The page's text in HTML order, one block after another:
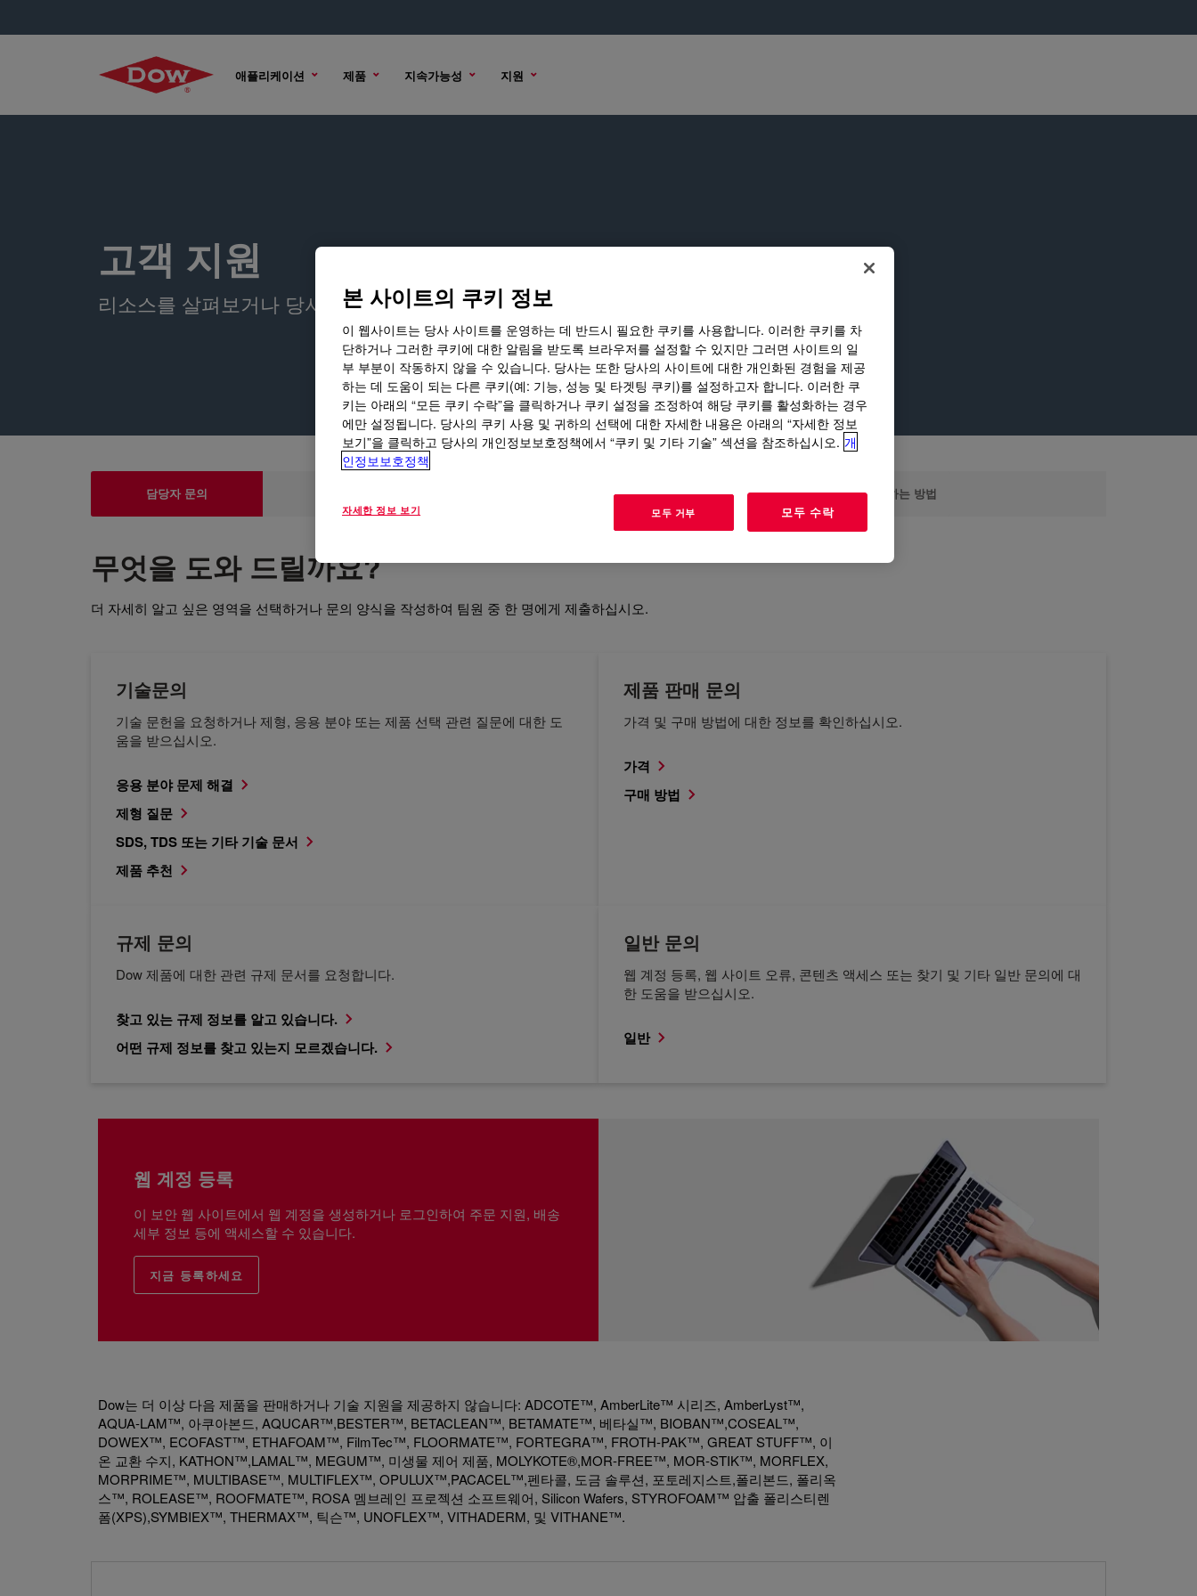
애플리케이션 제품 지속가능성 지원
고객 지원
리소스를 살펴보거나 당사에 문의하십시오.
담당자 문의 규제 DOW.COM을 사용하는 방법
무엇을 도와 드릴까요?
더 자세히 알고 싶은 영역을 선택하거나 문의 양식을 작성하여 팀원 중 한 명에게 제출하십시오.
기술문의
기술 문헌을 요청하거나 제형, 응용 분야 또는 제품 선택 관련 질문에 대한 도
움을 받으십시오.
응용 분야 문제 해결
제형 질문
SDS, TDS 또는 기타 기술 문서
제품 추천
제품 판매 문의
가격 및 구매 방법에 대한 정보를 확인하십시오.
가격
구매 방법
규제 문의
Dow 제품에 대한 관련 규제 문서를 요청합니다.
찾고 있는 규제 정보를 알고 있습니다.
어떤 규제 정보를 찾고 있는지 모르겠습니다.
일반 문의
웹 계정 등록, 웹 사이트 오류, 콘텐츠 액세스 또는 찾기 및 기타 일반 문의에 대
한 도움을 받으십시오.
일반
웹 계정 등록
이 보안 웹 사이트에서 웹 계정을 생성하거나 로그인하여 주문 지원, 배송
세부 정보 등에 액세스할 수 있습니다.
지금 등록하세요
Dow는 더 이상 다음 제품을 판매하거나 기술 지원을 제공하지 않습니다: ADCOTE™, AmberLite™ 시리즈, AmberLyst™,
AQUA-LAM™, 아쿠아본드, AQUCAR™,BESTER™, BETACLEAN™, BETAMATE™, 베타실™, BIOBAN™,COSEAL™,
DOWEX™, ECOFAST™, ETHAFOAM™, FilmTec™, FLOORMATE™, FORTEGRA™, FROTH-PAK™, GREAT STUFF™, 이
온 교환 수지, KATHON™,LAMAL™, MEGUM™, 미생물 제어 제품, MOLYKOTE®,MOR-FREE™, MOR-STIK™, MORFLEX,
MORPRIME™, MULTIBASE™, MULTIFLEX™, OPULUX™,PACACEL™,펜타콜, 도금 솔루션, 포토레지스트,폴리본드, 폴리옥
스™, ROLEASE™, ROOFMATE™, ROSA 멤브레인 프로젝션 소프트웨어, Silicon Wafers, STYROFOAM™ 압출 폴리스티렌
폼(XPS),SYMBIEX™, THERMAX™, 틱슨™, UNOFLEX™, VITHADERM, 및 VITHANE™.
본 사이트의 쿠키 정보
이 웹사이트는 당사 사이트를 운영하는 데 반드시 필요한 쿠키를 사용합니다. 이러한 쿠키를 차
단하거나 그러한 쿠키에 대한 알림을 받도록 브라우저를 설정할 수 있지만 그러면 사이트의 일
부 부분이 작동하지 않을 수 있습니다. 당사는 또한 당사의 사이트에 대한 개인화된 경험을 제공
하는 데 도움이 되는 다른 쿠키(예: 기능, 성능 및 타겟팅 쿠키)를 설정하고자 합니다. 이러한 쿠
키는 아래의 “모든 쿠키 수락”을 클릭하거나 쿠키 설정을 조정하여 해당 쿠키를 활성화하는 경우
에만 설정됩니다. 당사의 쿠키 사용 및 귀하의 선택에 대한 자세한 내용은 아래의 “자세한 정보
보기”을 클릭하고 당사의 개인정보보호정책에서 “쿠키 및 기타 기술” 섹션을 참조하십시오. 개
인정보보호정책
자세한 정보 보기 모두 거부 모두 수락